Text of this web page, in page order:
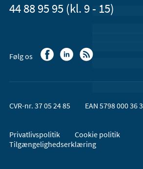
44 88 95 95 (kl. 9 - 15)
Følg os
CVR-nr. 37 05 24 85 EAN 5798 000 36
Privatlivspolitik
Cookie politik
Tilgængelighedserklæring